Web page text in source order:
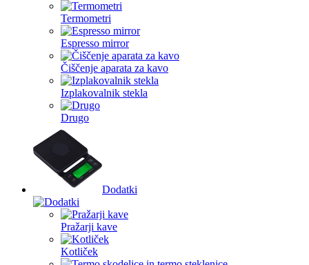
Termometri
Espresso mirror
Čiščenje aparata za kavo
Izplakovalnik stekla
Drugo
Dodatki
Pražarji kave
Kotliček